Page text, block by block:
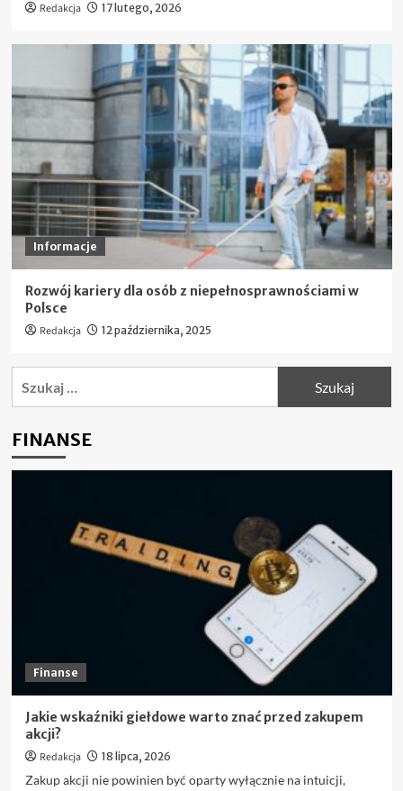
Redakcja 17 lutego, 2026
Informacje
Rozwój kariery dla osób z niepełnosprawnościami w
Polsce
Redakcja 12 października, 2025
FINANSE
Finanse
Jakie wskaźniki giełdowe warto znać przed zakupem
akcji?
Redakcja 18 lipca, 2026
Zakup akcji nie powinien być oparty wyłącznie na intuicji,